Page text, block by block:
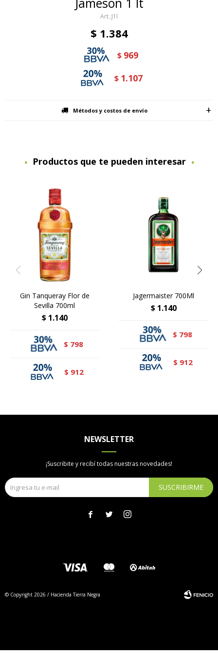
J1l
$ 1.384
$ 969
$ 1.107
Métodos y costos de envío
Productos que te pueden interesar
Gin Tanqueray Flor de
Sevilla 700ml
$ 1.140
$ 798
$ 912
Jagermaister 700Ml
$ 1.140
$ 798
$ 912
NEWSLETTER
¡Suscribite y recibí todas nuestras novedades!
SUSCRIBIRME
  
© Copyright 2026 / Hacienda Tierra Negra